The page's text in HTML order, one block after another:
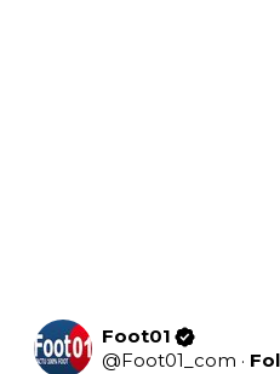
Foot01
@Foot01_com ·